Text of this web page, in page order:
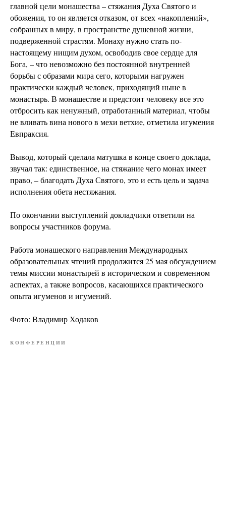
главной цели монашества – стяжания Духа Святого и
обожения, то он является отказом, от всех «накоплений»,
собранных в миру, в пространстве душевной жизни,
подверженной страстям. Монаху нужно стать по-
настоящему нищим духом, освободив свое сердце для
Бога, – что невозможно без постоянной внутренней
борьбы с образами мира сего, которыми нагружен
практически каждый человек, приходящий ныне в
монастырь. В монашестве и предстоит человеку все это
отбросить как ненужный, отработанный материал, чтобы
не вливать вина нового в мехи ветхие, отметила игумения
Евпраксия.
Вывод, который сделала матушка в конце своего доклада,
звучал так: единственное, на стяжание чего монах имеет
право, – благодать Духа Святого, это и есть цель и задача
исполнения обета нестяжания.
По окончании выступлений докладчики ответили на
вопросы участников форума.
Работа монашеского направления Международных
образовательных чтений продолжится 25 мая обсуждением
темы миссии монастырей в историческом и современном
аспектах, а также вопросов, касающихся практического
опыта игуменов и игумений.
Фото: Владимир Ходаков
КОНФЕРЕНЦИИ